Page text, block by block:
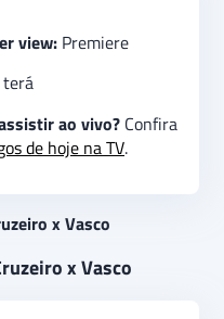
view: Premiere
terá
ao vivo? Confira
de hoje na TV.
x Vasco
x Vasco